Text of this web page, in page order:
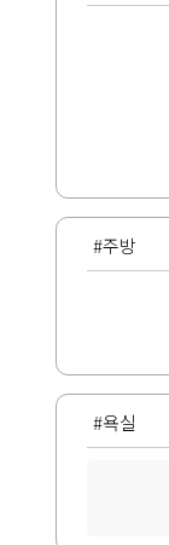
#주방
#욕실